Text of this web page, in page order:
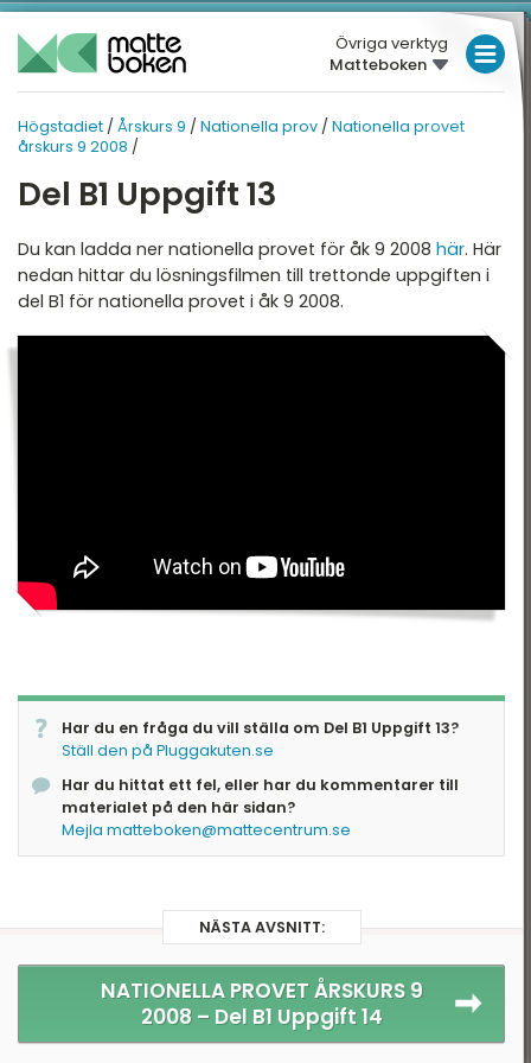
Övriga verktyg
Matteboken
Högstadiet / Årskurs 9 / Nationella prov / Nationella provet
årskurs 9 2008 /
Del B1 Uppgift 13
Du kan ladda ner nationella provet för åk 9 2008 här. Här
nedan hittar du lösningsfilmen till trettonde uppgiften i
del B1 för nationella provet i åk 9 2008.
Har du en fråga du vill ställa om Del B1 Uppgift 13?
Ställ den på Pluggakuten.se
Har du hittat ett fel, eller har du kommentarer till
materialet på den här sidan?
Mejla matteboken@mattecentrum.se
NÄSTA AVSNITT:
NATIONELLA PROVET ÅRSKURS 9
2008 – Del B1 Uppgift 14
LÅGSTADIET
MELLANSTADIET
HÖGSTADIET
9
tal
och
prov
ÅRSKURS 9
Nationella provet
årskurs 9 2008
GYMNASIET
HÖGSKOLEPROV
DIGITALA VERKTYG